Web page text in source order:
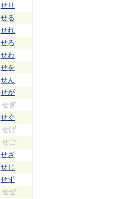
せり
せる
せれ
せろ
せわ
せを
せん
せが
せぎ
せぐ
せげ
せご
せざ
せじ
せず
せぜ